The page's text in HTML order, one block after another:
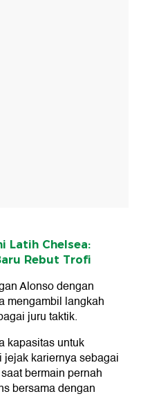
Latih Chelsea:
Rebut Trofi
Alonso dengan
mengambil langkah
juru taktik.
kapasitas untuk
kariernya sebagai
bermain pernah
bersama dengan